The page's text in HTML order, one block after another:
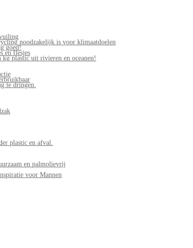
noodzakelijk is voor klimaatdoelen
goed!
en flesjes
plastic uit rivieren en oceanen!
te dringen.
plastic en afval.
en palmolievrij
voor Mannen